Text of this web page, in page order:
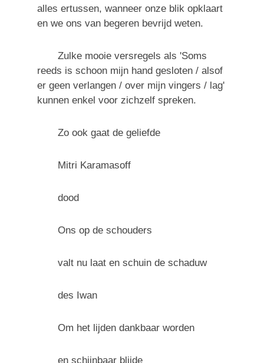
alles ertussen, wanneer onze blik opklaart
en we ons van begeren bevrijd weten.
Zulke mooie versregels als 'Soms
reeds is schoon mijn hand gesloten / alsof
er geen verlangen / over mijn vingers / lag'
kunnen enkel voor zichzelf spreken.
Zo ook gaat de geliefde
Mitri Karamasoff
dood
Ons op de schouders
valt nu laat en schuin de schaduw
des Iwan
Om het lijden dankbaar worden
en schijnbaar blijde